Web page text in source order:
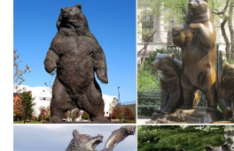
Минимальный заказ: 6шт. Код
Фарфоровые статуэтки собак –
Как купить? Последняя новость:
06.12.2017.Собака – символ 2018
год – год собаки.Статуэтки собак.
времен занял достойное место и в